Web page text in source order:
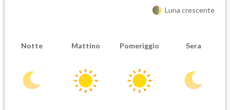
Luna crescente
Notte Mattino Pomeriggio Sera